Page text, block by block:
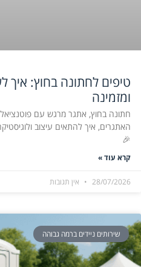
טיפים לחתונה בחוץ: איך
ומזמינה
חתונה בחוץ, אתגר מרגש עם
האתגרים, איך להתאים עיצוב
🎉
קרא עוד »
28/07/2026 אין תגובות
שירותים ניידים ברמה גבוהה